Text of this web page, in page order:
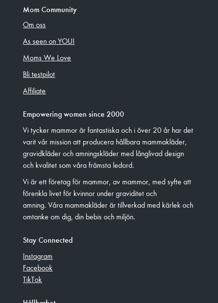
Mom Community
Om oss
As seen on YOU!
Moms We Love
Bli testpilot
Affiliate
Empowering women since 2000
Vi tycker mammor är fantastiska och i över 20 år har det
varit vår mission att producera hållbara mammakläder,
gravidkläder och amningskläder med långlivad design
och kvalitet som våra främsta ledord.
Vi är ett företag för mammor, av mammor, med syfte att
förenkla livet för kvinnor under graviditet och
amning. Våra mammakläder är tillverkad med kärlek och
omtanke om dig, din bebis och miljön.
Stay Connected
Instagram
Facebook
TikTok